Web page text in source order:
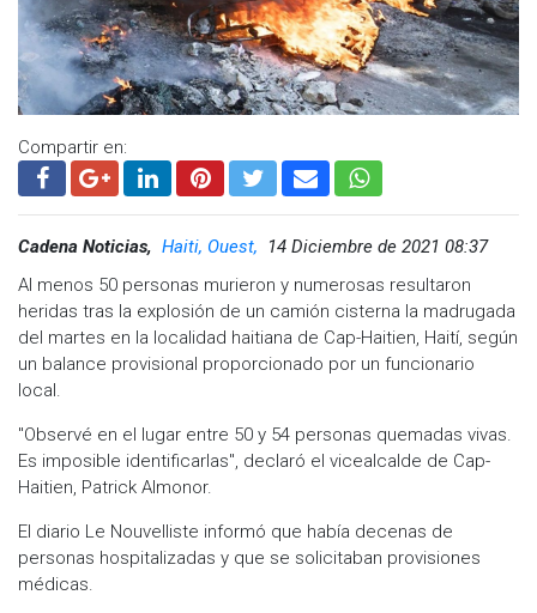
Compartir en:
Cadena Noticias, Haiti, Ouest,
14 Diciembre de 2021 08:37
Al menos 50 personas murieron y numerosas resultaron
heridas tras la explosión de un camión cisterna la madrugada
del martes en la localidad haitiana de Cap-Haitien, Haití, según
un balance provisional proporcionado por un funcionario
local.
"Observé en el lugar entre 50 y 54 personas quemadas vivas.
Es imposible identificarlas", declaró el vicealcalde de Cap-
Haitien, Patrick Almonor.
El diario Le Nouvelliste informó que había decenas de
personas hospitalizadas y que se solicitaban provisiones
médicas.